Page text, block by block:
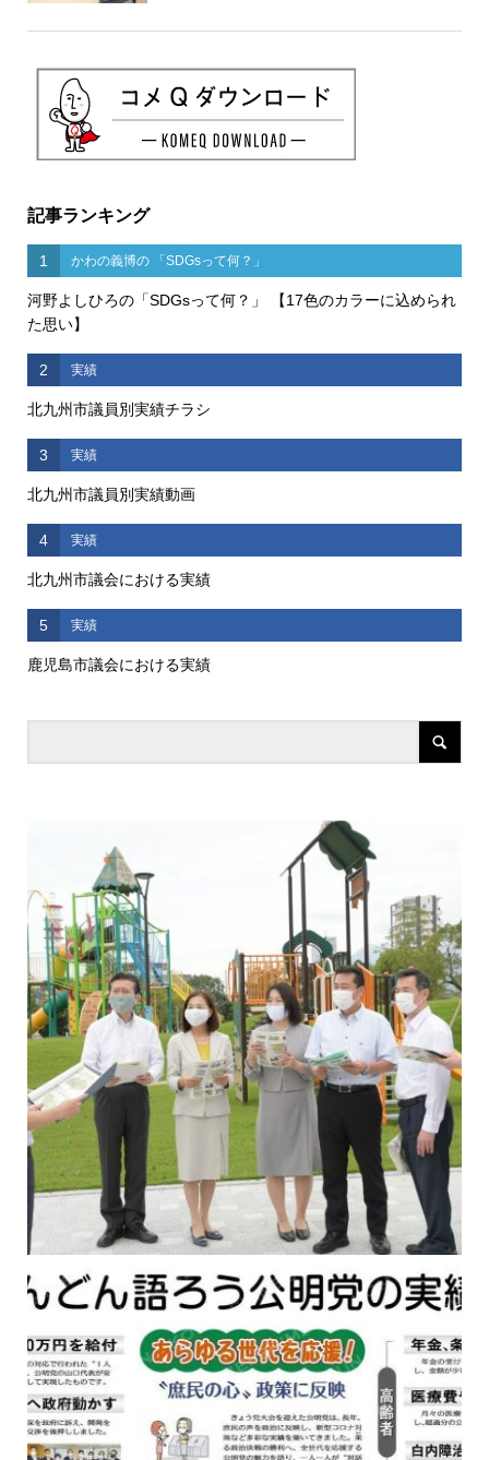
記事ランキング
1 かわの義博の 「SDGsって何？」
河野よしひろの「SDGsって何？」 【17色のカラーに込められ
た思い】
2 実績
北九州市議員別実績チラシ
3 実績
北九州市議員別実績動画
4 実績
北九州市議会における実績
5 実績
鹿児島市議会における実績